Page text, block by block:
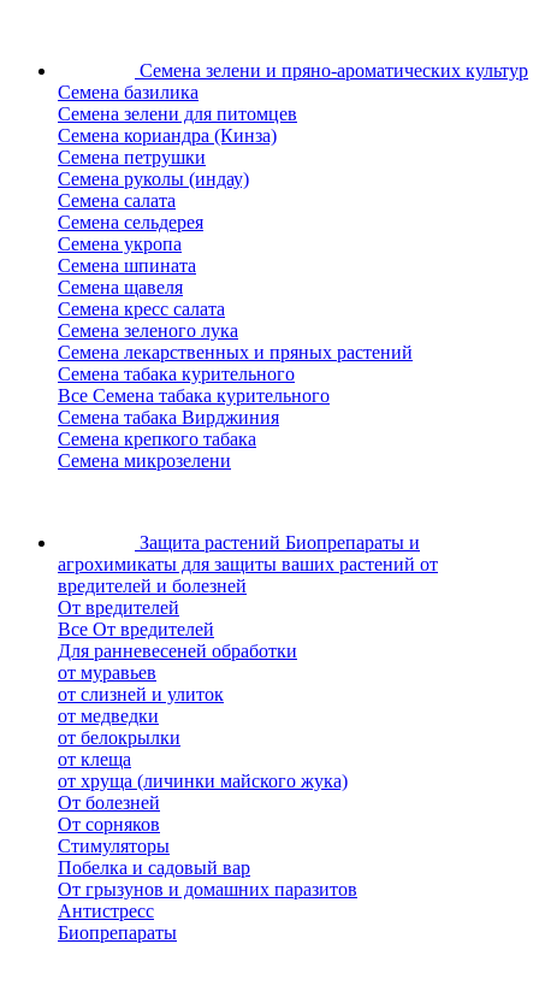
Семена зелени и пряно-ароматических культур
Семена базилика
Семена зелени для питомцев
Семена кориандра (Кинза)
Семена петрушки
Семена руколы (индау)
Семена салата
Семена сельдерея
Семена укропа
Семена шпината
Семена щавеля
Семена кресс салата
Семена зеленого лука
Семена лекарственных и пряных растений
Семена табака курительного
Все Семена табака курительного
Семена табака Вирджиния
Семена крепкого табака
Семена микрозелени
Защита растений Биопрепараты и
агрохимикаты для защиты ваших растений от
вредителей и болезней
От вредителей
Все От вредителей
Для ранневесеней обработки
от муравьев
от слизней и улиток
от медведки
от белокрылки
от клеща
от хруща (личинки майского жука)
От болезней
От сорняков
Стимуляторы
Побелка и садовый вар
От грызунов и домашних паразитов
Антистресс
Биопрепараты